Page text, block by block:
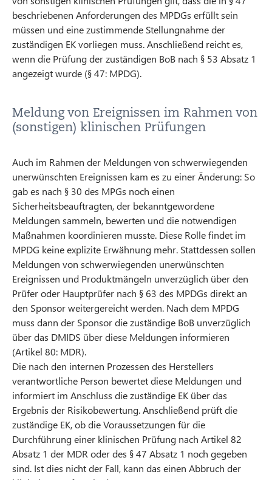
beschriebenen Anforderungen des MPDGs erfüllt sein
müssen und eine zustimmende Stellungnahme der
zuständigen EK vorliegen muss. Anschließend reicht es,
wenn die Prüfung der zuständigen BoB nach § 53 Absatz 1
angezeigt wurde (§ 47: MPDG).
Meldung von Ereignissen im Rahmen von
(sonstigen) klinischen Prüfungen
Auch im Rahmen der Meldungen von schwerwiegenden
unerwünschten Ereignissen kam es zu einer Änderung: So
gab es nach § 30 des MPGs noch einen
Sicherheitsbeauftragten, der bekanntgewordene
Meldungen sammeln, bewerten und die notwendigen
Maßnahmen koordinieren musste. Diese Rolle findet im
MPDG keine explizite Erwähnung mehr. Stattdessen sollen
Meldungen von schwerwiegenden unerwünschten
Ereignissen und Produktmängeln unverzüglich über den
Prüfer oder Hauptprüfer nach § 63 des MPDGs direkt an
den Sponsor weitergereicht werden. Nach dem MPDG
muss dann der Sponsor die zuständige BoB unverzüglich
über das DMIDS über diese Meldungen informieren
(Artikel 80: MDR).
Die nach den internen Prozessen des Herstellers
verantwortliche Person bewertet diese Meldungen und
informiert im Anschluss die zuständige EK über das
Ergebnis der Risikobewertung. Anschließend prüft die
zuständige EK, ob die Voraussetzungen für die
Durchführung einer klinischen Prüfung nach Artikel 82
Absatz 1 der MDR oder des § 47 Absatz 1 noch gegeben
sind. Ist dies nicht der Fall, kann das einen Abbruch der